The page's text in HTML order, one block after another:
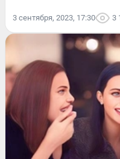
3 сентября, 2023, 17:30 3